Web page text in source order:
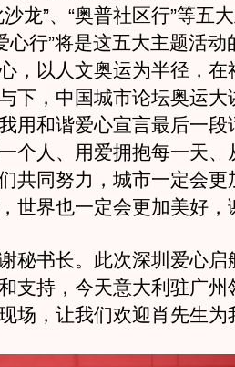
龙”、“奥普社区行”等五
心行”将是这五大主题活
，以人文奥运为半径，在
下，中国城市论坛奥运大
用和谐爱心宣言最后一段
个人、用爱拥抱每一天、
共同努力，城市一定会更
世界也一定会更加美好，
书长。此次深圳爱心启
支持，今天意大利驻广州
场，让我们欢迎肖先生为